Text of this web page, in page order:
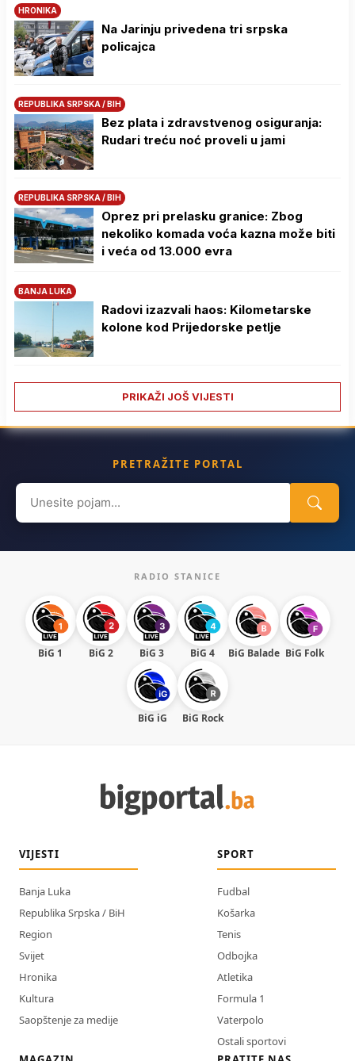
HRONIKA
Na Јarinju privedena tri srpska
policajca
REPUBLIKA SRPSKA / BIH
Bez plata i zdravstvenog osiguranja:
Rudari treću noć proveli u jami
REPUBLIKA SRPSKA / BIH
Oprez pri prelasku granice: Zbog
nekoliko komada voća kazna može biti
i veća od 13.000 evra
BANJA LUKA
Radovi izazvali haos: Kilometarske
kolone kod Prijedorske petlje
PRIKAŽI JOŠ VIJESTI
PRETRAŽITE PORTAL
Search
for:
RADIO STANICE
BiG 1 BiG 2 BiG 3 BiG 4 BiG Balade BiG Folk
BiG iG BiG Rock
VIJESTI
Banja Luka
Republika Srpska / BiH
Region
Svijet
Hronika
Kultura
Saopštenje za medije
SPORT
Fudbal
Košarka
Tenis
Odbojka
Atletika
Formula 1
Vaterpolo
Ostali sportovi